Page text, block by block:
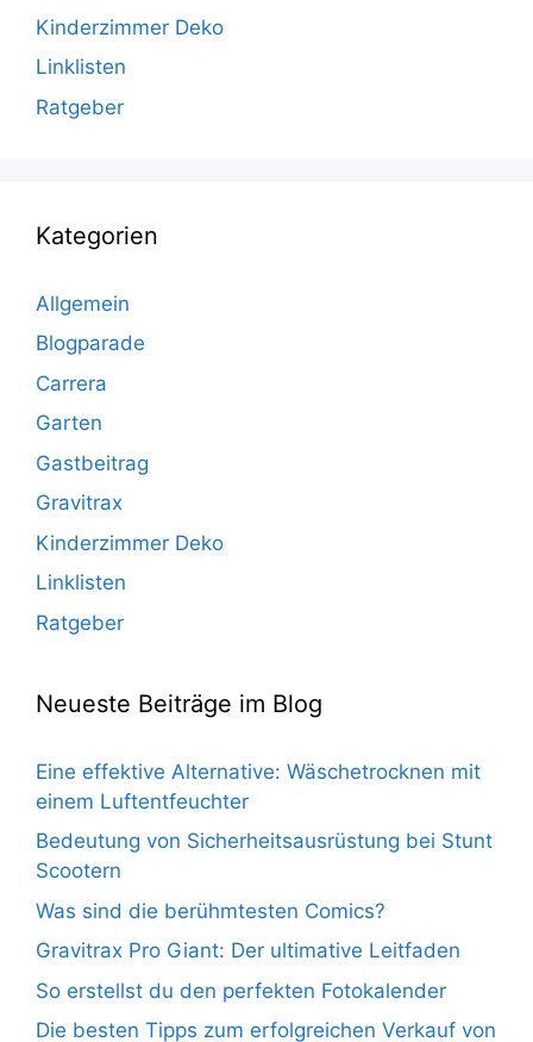
Kinderzimmer Deko
Linklisten
Ratgeber
Kategorien
Allgemein
Blogparade
Carrera
Garten
Gastbeitrag
Gravitrax
Kinderzimmer Deko
Linklisten
Ratgeber
Neueste Beiträge im Blog
Eine effektive Alternative: Wäschetrocknen mit
einem Luftentfeuchter
Bedeutung von Sicherheitsausrüstung bei Stunt
Scootern
Was sind die berühmtesten Comics?
Gravitrax Pro Giant: Der ultimative Leitfaden
So erstellst du den perfekten Fotokalender
Die besten Tipps zum erfolgreichen Verkauf von